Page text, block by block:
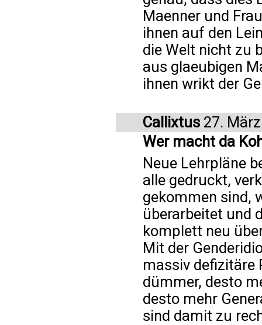
Maenner und
ihnen auf den
die Welt nicht zu
aus glaeubigen
ihnen wrikt der
Callixtus 27.
Wer macht da
Neue Lehrpläne
alle gedruckt,
gekommen sind,
überarbeitet und
komplett neu
Mit der
massiv defizitäre
dümmer, desto
desto mehr
sind damit zu